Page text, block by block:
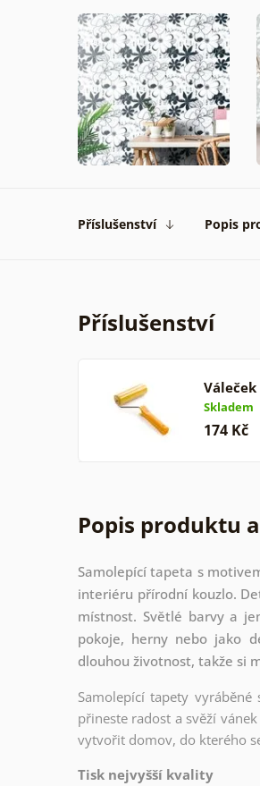
Příslušenství Popis
Příslušenství
Skladem
174 Kč
Popis produktu
Samolepící tapeta s
interiéru přírodní kouzlo.
místnost. Světlé barvy a
pokoje, herny nebo jako
dlouhou životnost, takže si
Samolepící tapety
přineste radost a svěží
vytvořit domov, do kterého
Tisk nejvyšší kvality